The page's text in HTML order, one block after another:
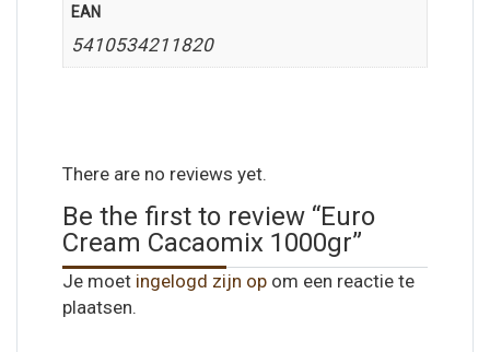
EAN
5410534211820
There are no reviews yet.
Be the first to review “Euro
Cream Cacaomix 1000gr”
Je moet ingelogd zijn op om een reactie te
plaatsen.